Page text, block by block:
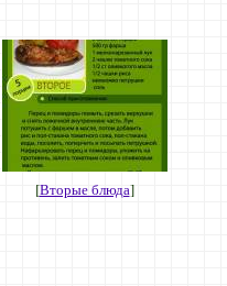
[Вторые блюда]